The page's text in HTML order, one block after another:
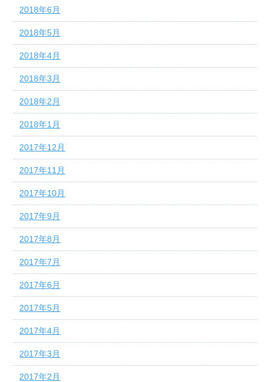
2018年6月
2018年5月
2018年4月
2018年3月
2018年2月
2018年1月
2017年12月
2017年11月
2017年10月
2017年9月
2017年8月
2017年7月
2017年6月
2017年5月
2017年4月
2017年3月
2017年2月